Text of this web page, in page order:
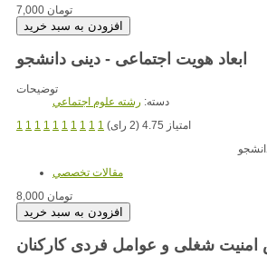
7,000 تومان
ابعاد هویت اجتماعی - دینی دانشجو
توضیحات
دسته: رشته علوم اجتماعي
1 1 1 1 1 1 1 1 1 1
امتیاز 4.75 (2 رای)
مقالات تخصصي
8,000 تومان
شغلی و عوامل فردی کارکنان